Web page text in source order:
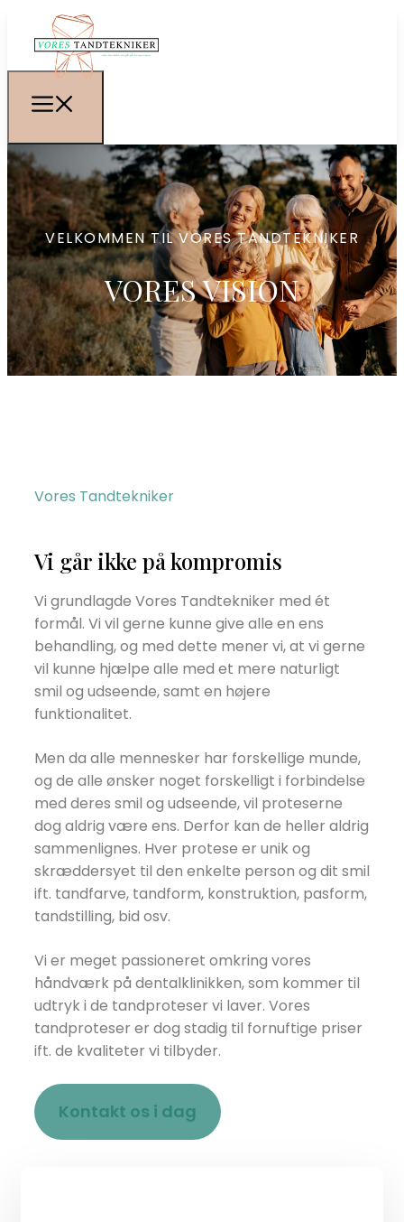
VELKOMMEN TIL VORES TANDTEKNIKER
VORES VISION
Vores Tandtekniker
Vi går ikke på kompromis
​Vi grundlagde Vores Tandtekniker med ét
formål. Vi vil gerne kunne give alle en ens
behandling, og med dette mener vi, at vi gerne
vil kunne hjælpe alle med et mere naturligt
smil og udseende, samt en højere
funktionalitet.​
Men da alle mennesker har forskellige munde,
og de alle ønsker noget forskelligt i forbindelse
med deres smil og udseende, vil proteserne
dog aldrig være ens. Derfor kan de heller aldrig
sammenlignes.​ Hver protese er unik og
skræddersyet til den enkelte person og dit smil
ift. tandfarve, tandform, konstruktion, pasform,
tandstilling, bid osv.
Vi er meget passioneret omkring vores
håndværk på dentalklinikken, som kommer til
udtryk i de tandproteser vi laver. Vores
tandproteser er dog stadig til fornuftige priser
ift. de kvaliteter vi tilbyder.
Kontakt os i dag